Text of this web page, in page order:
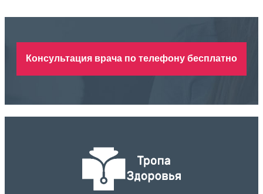
Консультация врача по телефону бесплатно